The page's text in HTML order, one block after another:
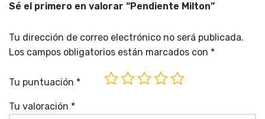
Sé el primero en valorar “Pendiente Milton”
Tu dirección de correo electrónico no será publicada.
Los campos obligatorios están marcados con *
Tu puntuación *
Tu valoración *